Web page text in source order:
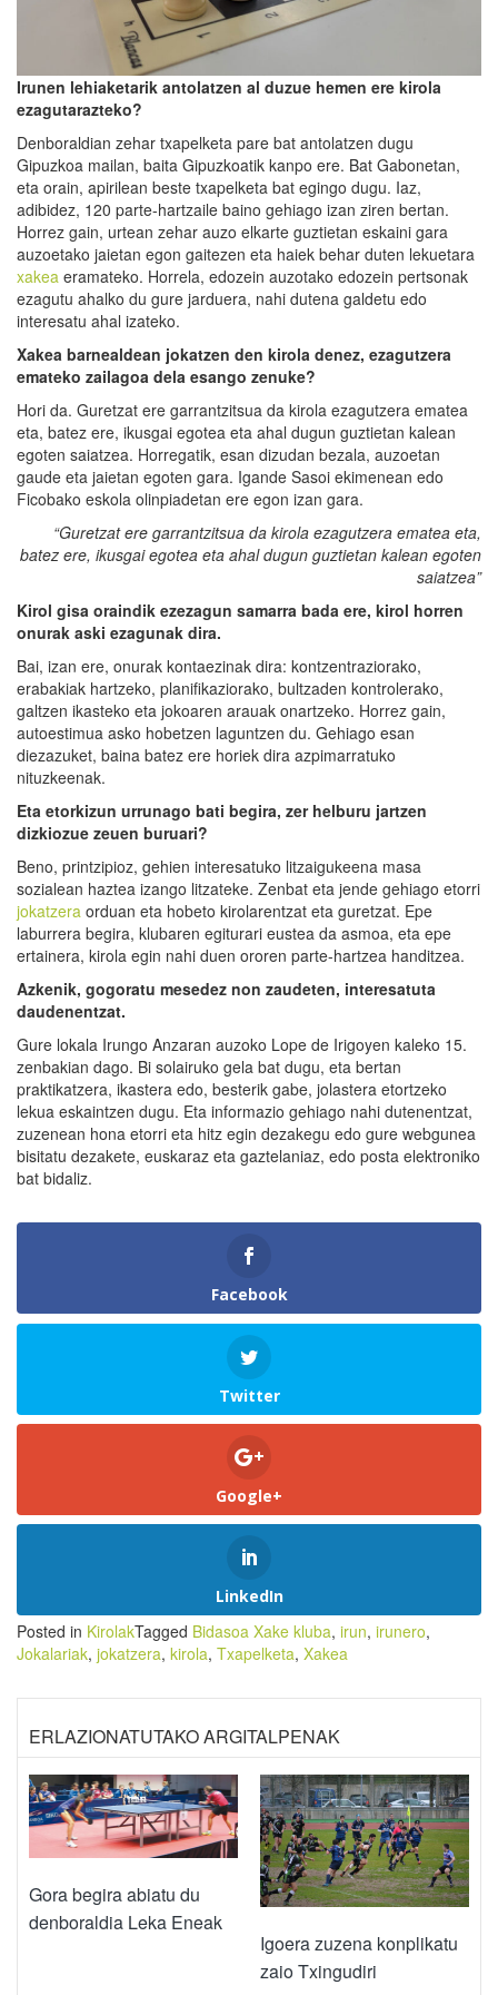
Irunen lehiaketarik antolatzen al duzue hemen ere kirola
ezagutarazteko?
Denboraldian zehar txapelketa pare bat antolatzen dugu
Gipuzkoa mailan, baita Gipuzkoatik kanpo ere. Bat Gabonetan,
eta orain, apirilean beste txapelketa bat egingo dugu. Iaz,
adibidez, 120 parte-hartzaile baino gehiago izan ziren bertan.
Horrez gain, urtean zehar auzo elkarte guztietan eskaini gara
auzoetako jaietan egon gaitezen eta haiek behar duten lekuetara
xakea eramateko. Horrela, edozein auzotako edozein pertsonak
ezagutu ahalko du gure jarduera, nahi dutena galdetu edo
interesatu ahal izateko.
Xakea barnealdean jokatzen den kirola denez, ezagutzera
emateko zailagoa dela esango zenuke?
Hori da. Guretzat ere garrantzitsua da kirola ezagutzera ematea
eta, batez ere, ikusgai egotea eta ahal dugun guztietan kalean
egoten saiatzea. Horregatik, esan dizudan bezala, auzoetan
gaude eta jaietan egoten gara. Igande Sasoi ekimenean edo
Ficobako eskola olinpiadetan ere egon izan gara.
“Guretzat ere garrantzitsua da kirola ezagutzera ematea eta,
batez ere, ikusgai egotea eta ahal dugun guztietan kalean egoten
saiatzea”
Kirol gisa oraindik ezezagun samarra bada ere, kirol horren
onurak aski ezagunak dira.
Bai, izan ere, onurak kontaezinak dira: kontzentraziorako,
erabakiak hartzeko, planifikaziorako, bultzaden kontrolerako,
galtzen ikasteko eta jokoaren arauak onartzeko. Horrez gain,
autoestimua asko hobetzen laguntzen du. Gehiago esan
diezazuket, baina batez ere horiek dira azpimarratuko
nituzkeenak.
Eta etorkizun urrunago bati begira, zer helburu jartzen
dizkiozue zeuen buruari?
Beno, printzipioz, gehien interesatuko litzaigukeena masa
sozialean haztea izango litzateke. Zenbat eta jende gehiago etorri
jokatzera orduan eta hobeto kirolarentzat eta guretzat. Epe
laburrera begira, klubaren egiturari eustea da asmoa, eta epe
ertainera, kirola egin nahi duen ororen parte-hartzea handitzea.
Azkenik, gogoratu mesedez non zaudeten, interesatuta
daudenentzat.
Gure lokala Irungo Anzaran auzoko Lope de Irigoyen kaleko 15.
zenbakian dago. Bi solairuko gela bat dugu, eta bertan
praktikatzera, ikastera edo, besterik gabe, jolastera etortzeko
lekua eskaintzen dugu. Eta informazio gehiago nahi dutenentzat,
zuzenean hona etorri eta hitz egin dezakegu edo gure webgunea
bisitatu dezakete, euskaraz eta gaztelaniaz, edo posta elektroniko
bat bidaliz.
Facebook
Twitter
Google+
LinkedIn
Posted in KirolakTagged Bidasoa Xake kluba, irun, irunero,
Jokalariak, jokatzera, kirola, Txapelketa, Xakea
ERLAZIONATUTAKO ARGITALPENAK
Gora begira abiatu du
denboraldia Leka Eneak
Igoera zuzena konplikatu
zaio Txingudiri